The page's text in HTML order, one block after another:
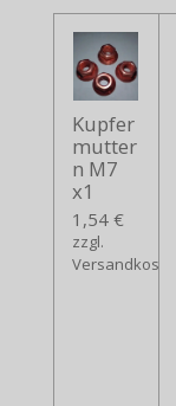
Kupfer
mutter
n M7
x1
1,54 €
zzgl.
Versandkosten